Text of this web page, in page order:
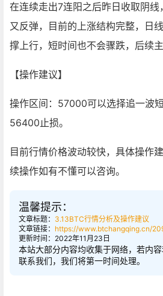
在连续走出7连阳之后昨日收取阴
又反弹，目前的上涨结构完整，日
撑上行，短时间也不会骤跌，后续
【操作建议】
操作区间：57000可以选择追一波
56400止损。
目前行情价格波动较快，具体操作
续操作如有不懂可以咨询。
温馨提示：
文章标题： 3.13BTC行情分析及操作建议
文章链接： https://www.btchangqing.cn/
更新时间：2022年11月23日
本站大部分内容均收集于网络，若内
联系我们，我们将第一时间处理。